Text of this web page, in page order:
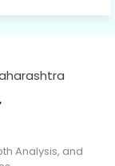
Analysis, and